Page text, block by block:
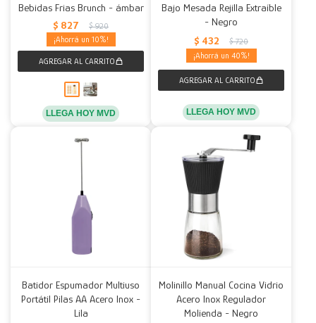
Bebidas Frias Brunch - ámbar
$ 827 $ 920
10
LLEGA HOY MVD
Bajo Mesada Rejilla Extraíble
- Negro
$ 432 $ 720
40
LLEGA HOY MVD
Batidor Espumador Multiuso
Portátil Pilas AA Acero Inox -
Lila
Molinillo Manual Cocina Vidrio
Acero Inox Regulador
Molienda - Negro